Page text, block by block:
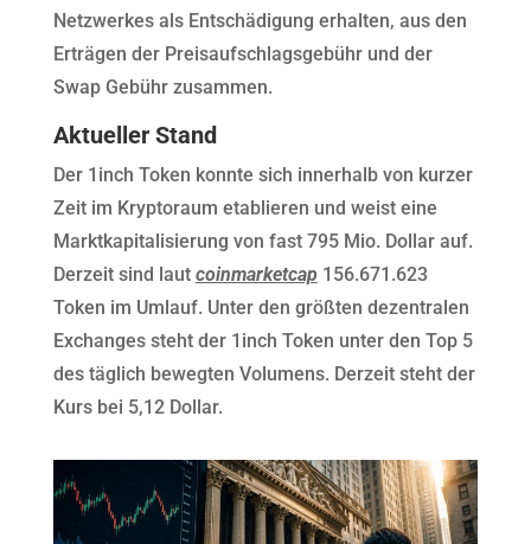
Netzwerkes als Entschädigung erhalten, aus den
Erträgen der Preisaufschlagsgebühr und der
Swap Gebühr zusammen.
Aktueller Stand
Der 1inch Token konnte sich innerhalb von kurzer
Zeit im Kryptoraum etablieren und weist eine
Marktkapitalisierung von fast 795 Mio. Dollar auf.
Derzeit sind laut coinmarketcap 156.671.623
Token im Umlauf. Unter den größten dezentralen
Exchanges steht der 1inch Token unter den Top 5
des täglich bewegten Volumens. Derzeit steht der
Kurs bei 5,12 Dollar.